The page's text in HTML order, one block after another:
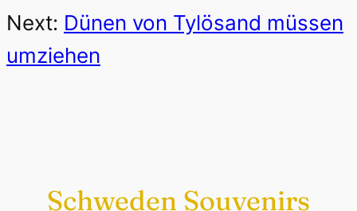
Next: Dünen von Tylösand müssen
umziehen
Schweden Souvenirs